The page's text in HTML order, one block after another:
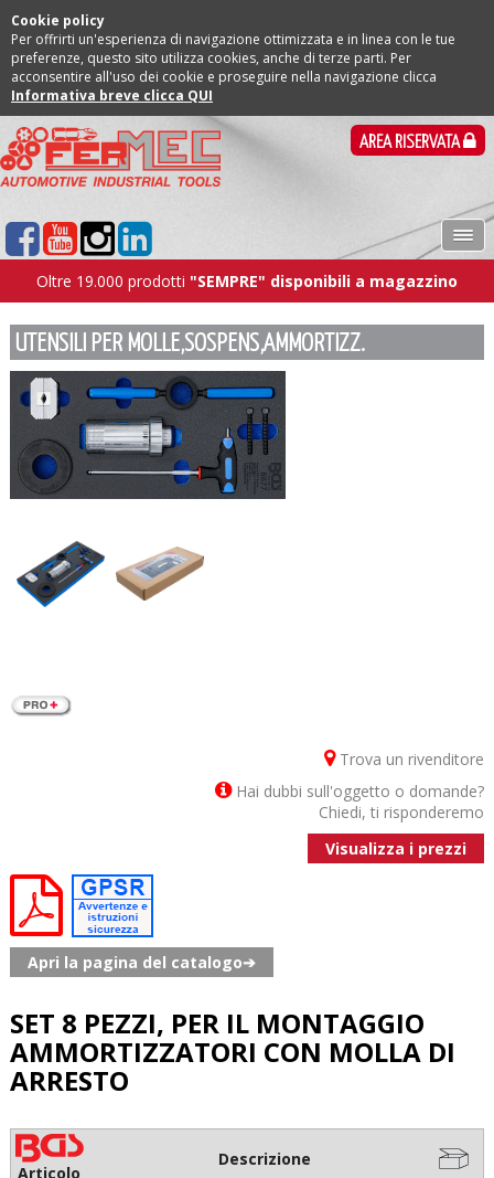
Cookie policy
Per offrirti un'esperienza di navigazione ottimizzata e in linea con le tue
preferenze, questo sito utilizza cookies, anche di terze parti. Per
acconsentire all'uso dei cookie e proseguire nella navigazione clicca
Informativa breve clicca QUI
AREA RISERVATA
Oltre 19.000 prodotti "SEMPRE" disponibili a magazzino
UTENSILI PER MOLLE,SOSPENS,AMMORTIZZ.
Trova un rivenditore
Hai dubbi sull'oggetto o domande?
Chiedi, ti risponderemo
Visualizza i prezzi
Apri la pagina del catalogo➔
SET 8 PEZZI, PER IL MONTAGGIO
AMMORTIZZATORI CON MOLLA DI
ARRESTO
Articolo
Descrizione